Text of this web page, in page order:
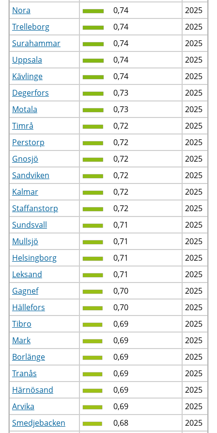
Nora
0,74
2025
Trelleborg
0,74
2025
Surahammar
0,74
2025
Uppsala
0,74
2025
Kävlinge
0,74
2025
Degerfors
0,73
2025
Motala
0,73
2025
Timrå
0,72
2025
Perstorp
0,72
2025
Gnosjö
0,72
2025
Sandviken
0,72
2025
Kalmar
0,72
2025
Staffanstorp
0,72
2025
Sundsvall
0,71
2025
Mullsjö
0,71
2025
Helsingborg
0,71
2025
Leksand
0,71
2025
Gagnef
0,70
2025
Hällefors
0,70
2025
Tibro
0,69
2025
Mark
0,69
2025
Borlänge
0,69
2025
Tranås
0,69
2025
Härnösand
0,69
2025
Arvika
0,69
2025
Smedjebacken
0,68
2025